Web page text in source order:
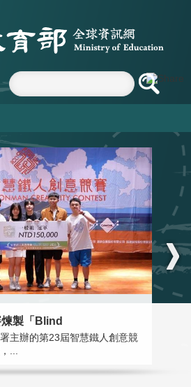
製「Blind
主辦的第23屆智慧鐵人創意競
...